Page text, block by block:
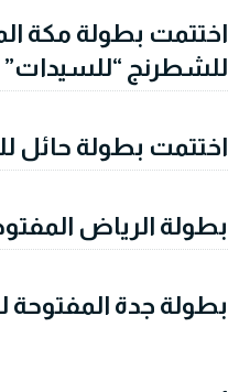
اختتمت بطولة مكة
للشطرنج “للسيدات”
اختتمت بطولة حائل
بطولة الرياض
بطولة جدة